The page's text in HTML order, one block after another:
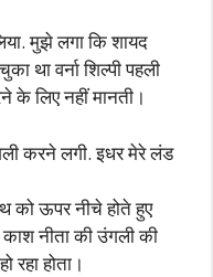
मुझे लगा कि शायद
था वर्ना शिल्पी पहली
के लिए नहीं मानती।
करने लगी. इधर मेरे लंड
को ऊपर नीचे होते हुए
नीता की उंगली की
होता।